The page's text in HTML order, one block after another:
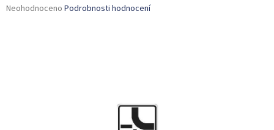
Průměrné
Neohodnoceno Podrobnosti hodnocení